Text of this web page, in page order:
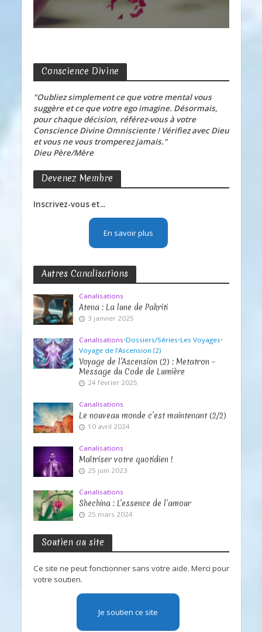
Conscience Divine
"Oubliez simplement ce que votre mental vous
suggère et ce que votre ego imagine. Désormais,
pour chaque décision, référez-vous à votre
Conscience Divine Omnisciente ! Vérifiez avec Dieu
et vous ne vous tromperez jamais."
Dieu Père/Mère
Devenez Membre
Inscrivez-vous et...
En savoir plus
Autres Canalisations
Canalisations
Atena : La lune de Pakriti
3 janvier 2025
Canalisations•Dossiers/Séries•Les Voyages•
Voyage de l’Ascension (2)
Voyage de l’Ascension (2) : Metatron –
Message du Code de Lumière
24 février 2025
Canalisations
Le nouveau monde c’est maintenant (2/2)
10 avril 2024
Canalisations
Maîtriser votre quotidien !
25 juin 2023
Canalisations
Shechina : L’essence de l’amour
25 mars 2024
Soutien au site
Ce site ne peut fonctionner sans votre aide. Merci pour
votre soutien.
Je soutien ce site